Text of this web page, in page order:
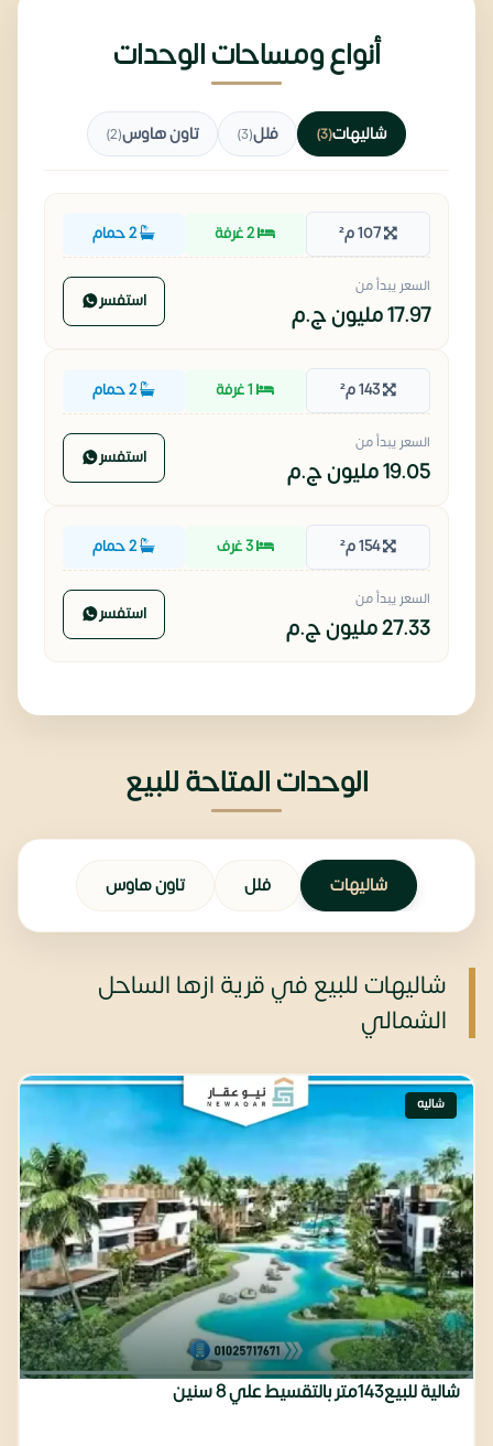
أنواع ومساحات الوحدات
شاليهات(3) فلل(3) تاون هاوس(2)
107 م² 2 غرفة 2 حمام
السعر يبدأ من
17.97 مليون ج.م استفسر
143 م² 1 غرفة 2 حمام
السعر يبدأ من
19.05 مليون ج.م استفسر
154 م² 3 غرف 2 حمام
السعر يبدأ من
27.33 مليون ج.م استفسر
الوحدات المتاحة للبيع
شاليهات فلل تاون هاوس
شاليهات للبيع في قرية ازها الساحل
الشمالي
شاليه
شالية للبيع143متر بالتقسيط علي 8 سنين